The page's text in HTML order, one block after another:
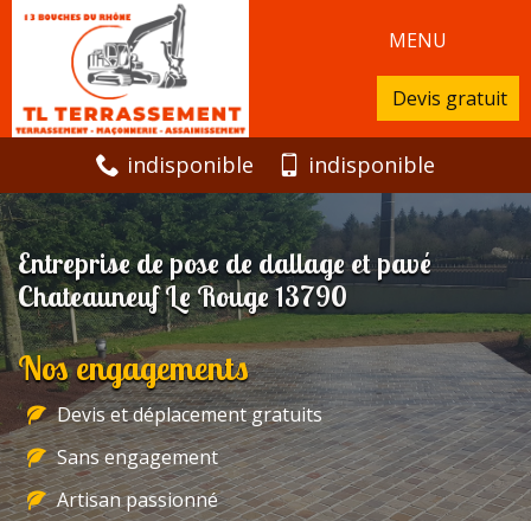
MENU
Devis gratuit
indisponible indisponible
Entreprise de pose de dallage et pavé
Chateauneuf Le Rouge 13790
Nos engagements
Devis et déplacement gratuits
Sans engagement
Artisan passionné